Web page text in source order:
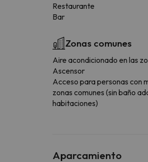
Restaurante
Bar
Zonas comunes
Aire acondicionado en las
Ascensor
Acceso para personas con
zonas comunes (sin baño
habitaciones)
Aparcamiento